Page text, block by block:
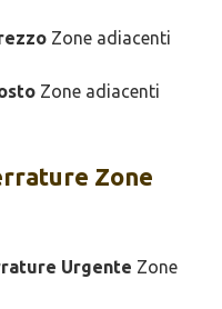
Zone adiacenti
Zone adiacenti
Zone
Urgente Zone